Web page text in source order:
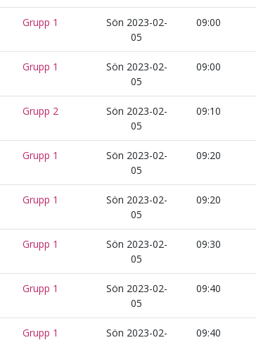
Grupp 1
Sön 2023-02-
05
09:00
Grupp 1
Sön 2023-02-
05
09:00
Grupp 2
Sön 2023-02-
05
09:10
Grupp 1
Sön 2023-02-
05
09:20
Grupp 1
Sön 2023-02-
05
09:20
Grupp 1
Sön 2023-02-
05
09:30
Grupp 1
Sön 2023-02-
05
09:40
Grupp 1
Sön 2023-02-
09:40